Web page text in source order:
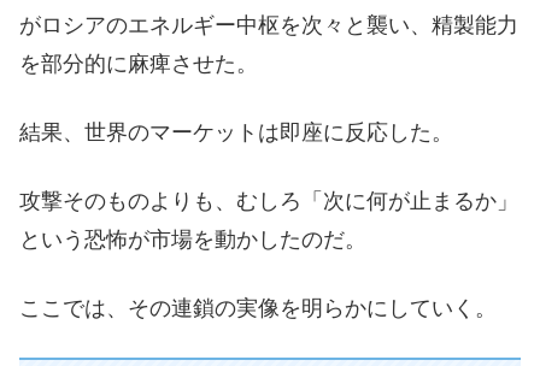
がロシアのエネルギー中枢を次々と襲い、精製能力
を部分的に麻痺させた。
結果、世界のマーケットは即座に反応した。
攻撃そのものよりも、むしろ「次に何が止まるか」
という恐怖が市場を動かしたのだ。
ここでは、その連鎖の実像を明らかにしていく。